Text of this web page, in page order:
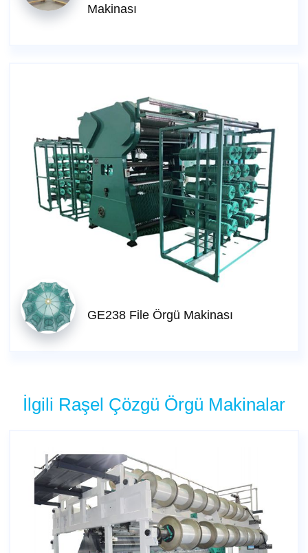
Makinası
GE238 File Örgü Makinası
İlgili Raşel Çözgü Örgü Makinalar